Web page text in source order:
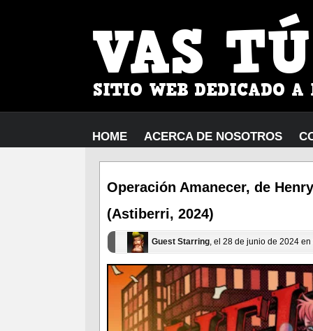
HOME ACERCA DE NOSOTROS
Operación Amanecer, de
(Astiberri, 2024)
Guest Starring, el 28 de junio de 2024 en